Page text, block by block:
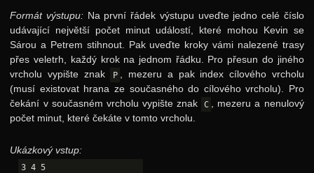
Formát výstupu: Na první řádek výstupu uveďte jedno celé číslo
udávající největší počet minut událostí, které mohou Kevin se
Sárou a Petrem stihnout. Pak uveďte kroky vámi nalezené trasy
přes veletrh, každý krok na jednom řádku. Pro přesun do jiného
vrcholu vypište znak
P , mezeru a pak index cílového vrcholu
(musí existovat hrana ze současného do cílového vrcholu). Pro
čekání v současném vrcholu vypište znak
C , mezeru a nenulový
počet minut, které čekáte v tomto vrcholu.
Ukázkový vstup:
3 4 5